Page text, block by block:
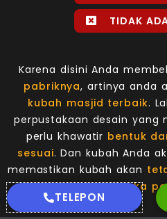
TIDAK
Karena disini Anda
pabriknya, artinya anda
kubah masjid terbaik.
perpustakaan desain yang
perlu khawatir bentuk
sesuai. Dan kubah Anda
memastikan kubah akan
jangka
TELEPON